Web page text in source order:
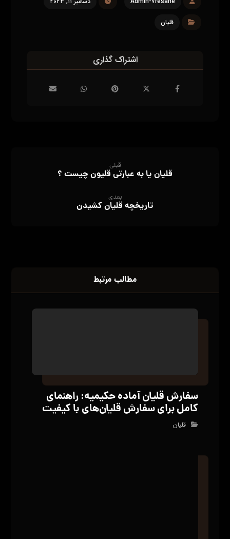
قلیان
قبلی
قلیان یا به عبارتی قلیون چیست ؟
بعدی
تاریخچه قلیان کشیدن
مطالب مرتبط
سفارش قلیان آماده حکیمیه: راهنمای
کامل برای سفارش قلیان‌های با کیفیت
قلیان